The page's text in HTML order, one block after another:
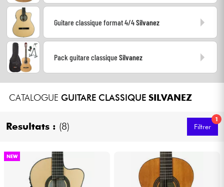
Casques
DJ
Batteries & Percu
Guitare classique format 4/4Silvanez
Pack guitare classiqueSilvanez
CATALOGUE GUITARE CLASSIQUE SILVANEZ
Resultats : (8)
1
Filtrer
NEW